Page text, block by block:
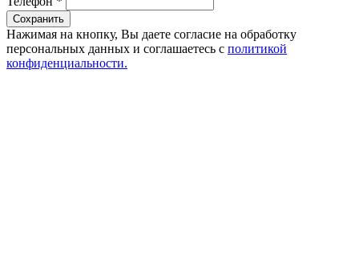
Сохранить
Нажимая на кнопку, Вы даете согласие на обработку
персональных данных и соглашаетесь с политикой
конфиденциальности.